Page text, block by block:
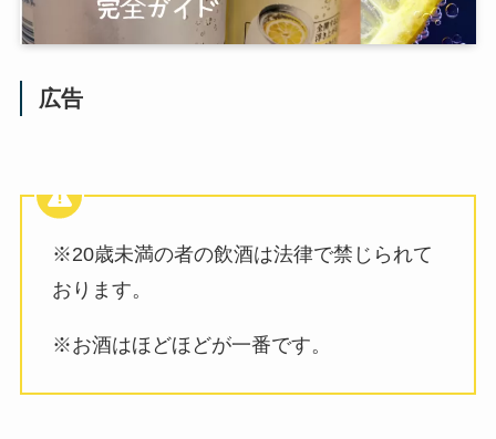
広告
※20歳未満の者の飲酒は法律で禁じられて
おります。
※お酒はほどほどが一番です。